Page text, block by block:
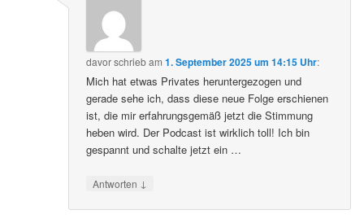
davorschriebam1. September 2025 um 14:15 Uhr:
Mich hat etwas Privates heruntergezogen und
gerade sehe ich, dass diese neue Folge erschienen
ist, die mir erfahrungsgemäß jetzt die Stimmung
heben wird. Der Podcast ist wirklich toll! Ich bin
gespannt und schalte jetzt ein …
Antworten ↓